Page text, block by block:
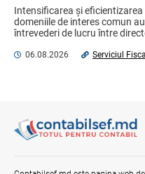
Misiune
reformei
Intensificarea și
domeniile de interes comun
întrevederi de lucru între
06.08.2026 Serviciul